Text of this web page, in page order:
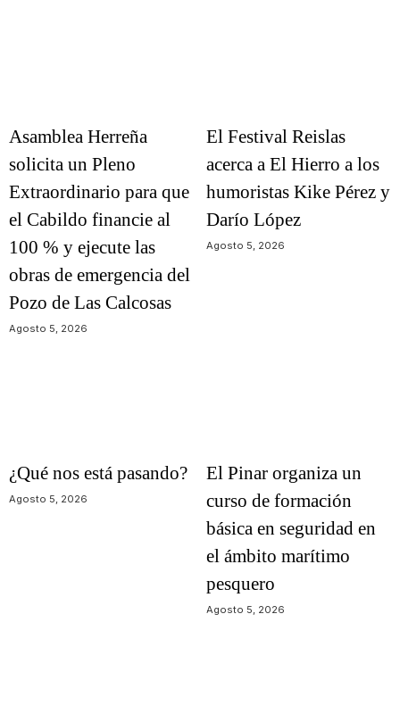
Asamblea Herreña
solicita un Pleno
Extraordinario para que
el Cabildo financie al
100 % y ejecute las
obras de emergencia del
Pozo de Las Calcosas
Agosto 5, 2026
El Festival Reislas
acerca a El Hierro a los
humoristas Kike Pérez y
Darío López
Agosto 5, 2026
¿Qué nos está pasando?
Agosto 5, 2026
El Pinar organiza un
curso de formación
básica en seguridad en
el ámbito marítimo
pesquero
Agosto 5, 2026